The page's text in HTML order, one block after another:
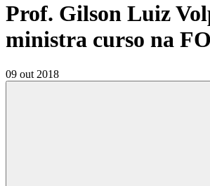
Prof. Gilson Luiz
ministra curso na
09 out 2018